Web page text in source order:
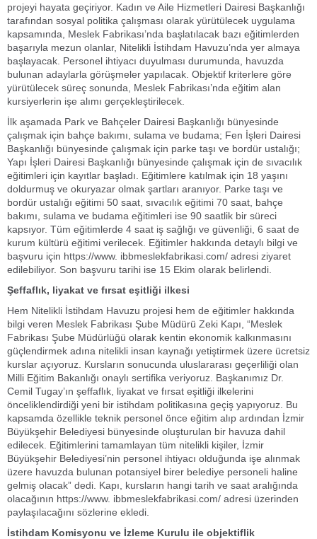
projeyi hayata geçiriyor. Kadın ve Aile Hizmetleri Dairesi Başkanlığı
tarafından sosyal politika çalışması olarak yürütülecek uygulama
kapsamında, Meslek Fabrikası’nda başlatılacak bazı eğitimlerden
başarıyla mezun olanlar, Nitelikli İstihdam Havuzu’nda yer almaya
başlayacak. Personel ihtiyacı duyulması durumunda, havuzda
bulunan adaylarla görüşmeler yapılacak. Objektif kriterlere göre
yürütülecek süreç sonunda, Meslek Fabrikası’nda eğitim alan
kursiyerlerin işe alımı gerçekleştirilecek.
İlk aşamada Park ve Bahçeler Dairesi Başkanlığı bünyesinde
çalışmak için bahçe bakımı, sulama ve budama; Fen İşleri Dairesi
Başkanlığı bünyesinde çalışmak için parke taşı ve bordür ustalığı;
Yapı İşleri Dairesi Başkanlığı bünyesinde çalışmak için de sıvacılık
eğitimleri için kayıtlar başladı. Eğitimlere katılmak için 18 yaşını
doldurmuş ve okuryazar olmak şartları aranıyor. Parke taşı ve
bordür ustalığı eğitimi 50 saat, sıvacılık eğitimi 70 saat, bahçe
bakımı, sulama ve budama eğitimleri ise 90 saatlik bir süreci
kapsıyor. Tüm eğitimlerde 4 saat iş sağlığı ve güvenliği, 6 saat de
kurum kültürü eğitimi verilecek. Eğitimler hakkında detaylı bilgi ve
başvuru için https://www. ibbmeslekfabrikasi.com/ adresi ziyaret
edilebiliyor. Son başvuru tarihi ise 15 Ekim olarak belirlendi.
Şeffaflık, liyakat ve fırsat eşitliği ilkesi
Hem Nitelikli İstihdam Havuzu projesi hem de eğitimler hakkında
bilgi veren Meslek Fabrikası Şube Müdürü Zeki Kapı, “Meslek
Fabrikası Şube Müdürlüğü olarak kentin ekonomik kalkınmasını
güçlendirmek adına nitelikli insan kaynağı yetiştirmek üzere ücretsiz
kurslar açıyoruz. Kursların sonucunda uluslararası geçerliliği olan
Milli Eğitim Bakanlığı onaylı sertifika veriyoruz. Başkanımız Dr.
Cemil Tugay’ın şeffaflık, liyakat ve fırsat eşitliği ilkelerini
önceliklendirdiği yeni bir istihdam politikasına geçiş yapıyoruz. Bu
kapsamda özellikle teknik personel önce eğitim alıp ardından İzmir
Büyükşehir Belediyesi bünyesinde oluşturulan bir havuza dahil
edilecek. Eğitimlerini tamamlayan tüm nitelikli kişiler, İzmir
Büyükşehir Belediyesi’nin personel ihtiyacı olduğunda işe alınmak
üzere havuzda bulunan potansiyel birer belediye personeli haline
gelmiş olacak” dedi. Kapı, kursların hangi tarih ve saat aralığında
olacağının https://www. ibbmeslekfabrikasi.com/ adresi üzerinden
paylaşılacağını sözlerine ekledi.
İstihdam Komisyonu ve İzleme Kurulu ile objektiflik